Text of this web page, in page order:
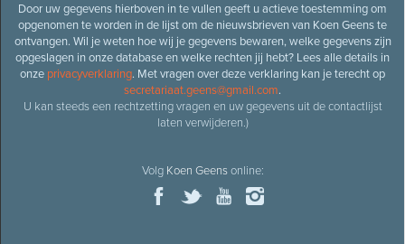
Door uw gegevens hierboven in te vullen geeft u actieve toestemming om
opgenomen te worden in de lijst om de nieuwsbrieven van Koen Geens te
ontvangen. Wil je weten hoe wij je gegevens bewaren, welke gegevens zijn
opgeslagen in onze database en welke rechten jij hebt? Lees alle details in
onze privacyverklaring. Met vragen over deze verklaring kan je terecht op
secretariaat.geens@gmail.com.
U kan steeds een rechtzetting vragen en uw gegevens uit de contactlijst
laten verwijderen.)
Volg Koen Geensonline: